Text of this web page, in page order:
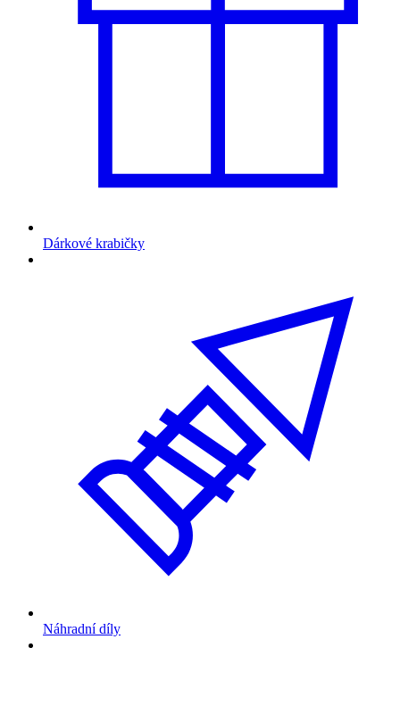
Dárkové krabičky
Náhradní díly